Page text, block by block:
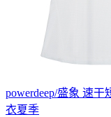
powerdeep/盛象 速
衣夏季